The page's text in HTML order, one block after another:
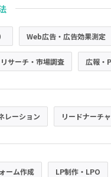
Web広告・広告効果測定
リサーチ・市場調査 広報・
レーション リードナーチ
ーム作成 LP制作・LPO